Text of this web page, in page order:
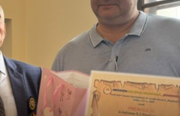
al A.F.C. Progresul Baia Mare s-a
la întâlnirea de lucru dedicată
de Marian Ilea (XXV)
în această duminică